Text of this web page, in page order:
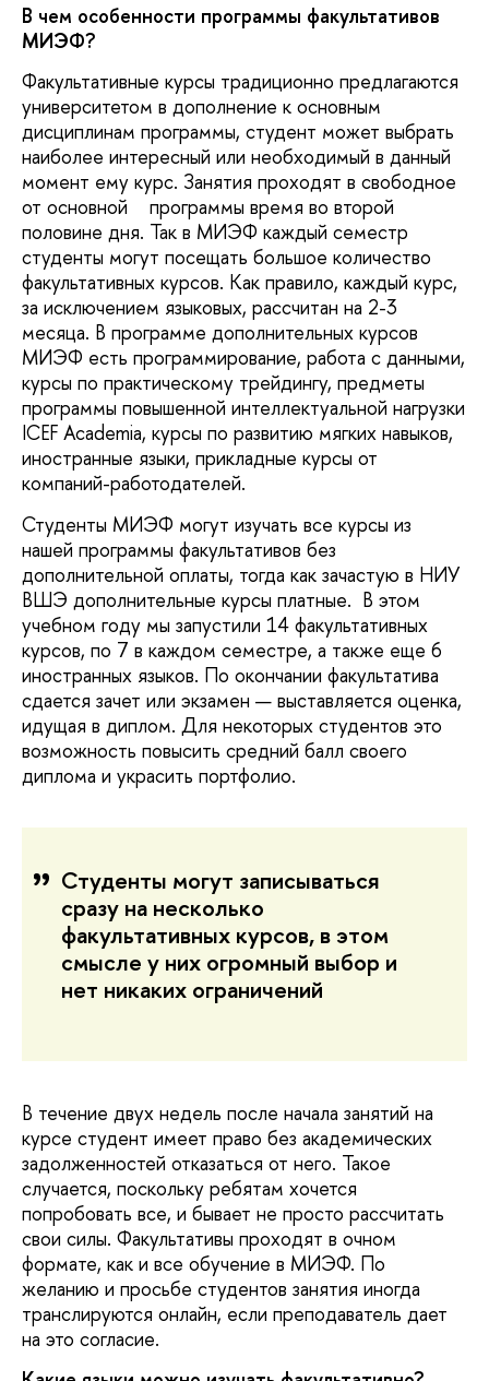
В чем особенности программы факультативов
МИЭФ?
Факультативные курсы традиционно предлагаются
университетом в дополнение к основным
дисциплинам программы, студент может выбрать
наиболее интересный или необходимый в данный
момент ему курс. Занятия проходят в свободное
от основной программы время во второй
половине дня. Так в МИЭФ каждый семестр
студенты могут посещать большое количество
факультативных курсов. Как правило, каждый курс,
за исключением языковых, рассчитан на 2-3
месяца. В программе дополнительных курсов
МИЭФ есть программирование, работа с данными,
курсы по практическому трейдингу, предметы
программы повышенной интеллектуальной нагрузки
ICEF Academia, курсы по развитию мягких навыков,
иностранные языки, прикладные курсы от
компаний-работодателей.
Студенты МИЭФ могут изучать все курсы из
нашей программы факультативов без
дополнительной оплаты, тогда как зачастую в НИУ
ВШЭ дополнительные курсы платные. В этом
учебном году мы запустили 14 факультативных
курсов, по 7 в каждом семестре, а также еще 6
иностранных языков. По окончании факультатива
сдается зачет или экзамен — выставляется оценка,
идущая в диплом. Для некоторых студентов это
возможность повысить средний балл своего
диплома и украсить портфолио.
Студенты могут записываться
сразу на несколько
факультативных курсов, в этом
смысле у них огромный выбор и
нет никаких ограничений
В течение двух недель после начала занятий на
курсе студент имеет право без академических
задолженностей отказаться от него. Такое
случается, поскольку ребятам хочется
попробовать все, и бывает не просто рассчитать
свои силы. Факультативы проходят в очном
формате, как и все обучение в МИЭФ. По
желанию и просьбе студентов занятия иногда
транслируются онлайн, если преподаватель дает
на это согласие.